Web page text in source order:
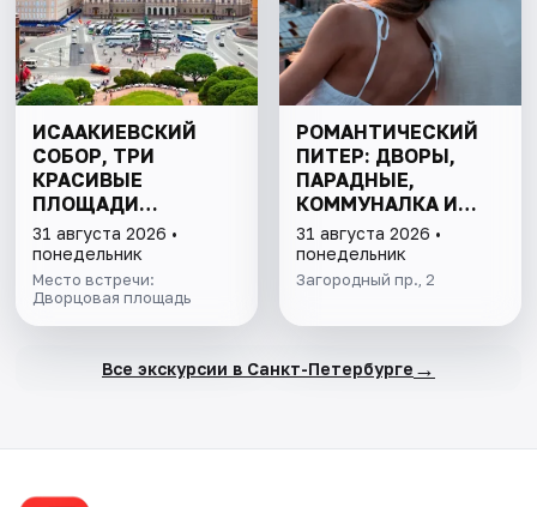
ИСААКИЕВСКИЙ
СОБОР, ТРИ
КРАСИВЫЕ
ПЛОЩАДИ
ПЕТЕРБУРГА И
ПОДЪЁМ НА
КОЛОННАДУ В
МИНИ-ГРУППЕ
31 августа 2026 •
понедельник
Место встречи:
Дворцовая площадь
РОМАНТИЧЕСКИЙ
ПИТЕР: ДВОРЫ,
ПАРАДНЫЕ,
КОММУНАЛКА И
КРЫША
31 августа 2026 •
понедельник
Загородный пр., 2
Все экскурсии в Санкт-Петербурге →